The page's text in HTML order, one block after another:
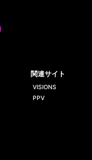
関連サイト
VISIONS
PPV